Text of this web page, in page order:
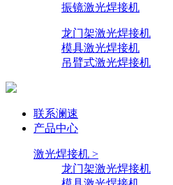
振镜激光焊接机
龙门架激光焊接机
模具激光焊接机
吊臂式激光焊接机
联系澜速
产品中心
激光焊接机 >
龙门架激光焊接机